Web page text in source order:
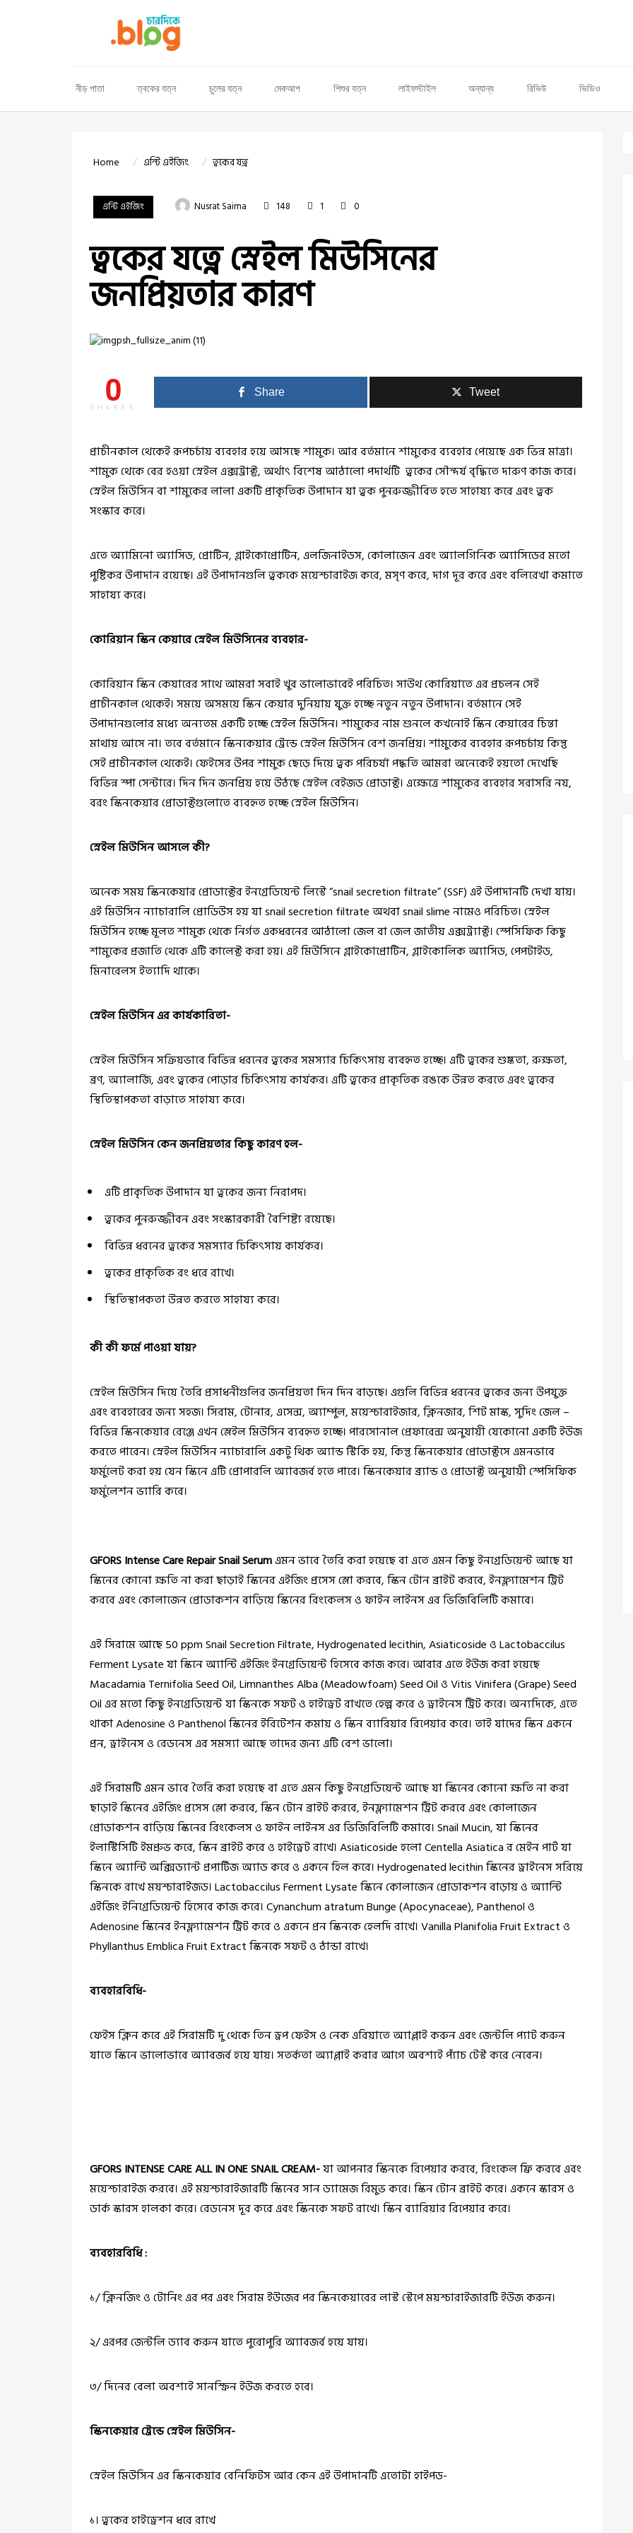
নীড় পাতা ত্বকের যত্ন চুলের যত্ন মেকআপ শিশুর যত্ন লাইফস্টাইল অন্যান্য রিভিউ ভিডিও
Home এন্টি এইজিং ত্বকের যত্ন
এন্টি এইজিং Nusrat Saima 148 1 0
ত্বকের যত্নে স্নেইল মিউসিনের
জনপ্রিয়তার কারণ
0
SHARES
Share Tweet
প্রাচীনকাল থেকেই রূপচর্চায় ব্যবহার হয়ে আসছে শামুক। আর বর্তমানে শামুকের ব্যবহার পেয়েছে এক ভিন্ন মাত্রা।
শামুক থেকে বের হওয়া স্নেইল এক্সট্রাক্ট, অর্থাৎ বিশেষ আঠালো পদার্থটি ত্বকের সৌন্দর্য বৃদ্ধিতে দারুণ কাজ করে।
স্নেইল মিউসিন বা শামুকের লালা একটি প্রাকৃতিক উপাদান যা ত্বক পুনরুজ্জীবিত হতে সাহায্য করে এবং ত্বক
সংস্কার করে।
এতে অ্যামিনো অ্যাসিড, প্রোটিন, গ্লাইকোপ্রোটিন, এলজিনাইডস, কোলাজেন এবং অ্যালগিনিক অ্যাসিডের মতো
পুষ্টিকর উপাদান রয়েছে। এই উপাদানগুলি ত্বককে ময়েশ্চারাইজ করে, মসৃণ করে, দাগ দূর করে এবং বলিরেখা কমাতে
সাহায্য করে।
কোরিয়ান স্কিন কেয়ারে স্নেইল মিউসিনের ব্যবহার-
কোরিয়ান স্কিন কেয়ারের সাথে আমরা সবাই খুব ভালোভাবেই পরিচিত। সাউথ কোরিয়াতে এর প্রচলন সেই
প্রাচীনকাল থেকেই। সময়ে অসময়ে স্কিন কেয়ার দুনিয়ায় যুক্ত হচ্ছে নতুন নতুন উপাদান। বর্তমানে সেই
উপাদানগুলোর মধ্যে অন্যতম একটি হচ্ছে স্নেইল মিউসিন। শামুকের নাম শুনলে কখনোই স্কিন কেয়ারের চিন্তা
মাথায় আসে না। তবে বর্তমানে স্কিনকেয়ার ট্রেন্ডে স্নেইল মিউসিন বেশ জনপ্রিয়। শামুকের ব্যবহার রূপচর্চায় কিন্তু
সেই প্রাচীনকাল থেকেই। ফেইসের উপর শামুক ছেড়ে দিয়ে ত্বক পরিচর্যা পদ্ধতি আমরা অনেকেই হয়তো দেখেছি
বিভিন্ন স্পা সেন্টারে। দিন দিন জনপ্রিয় হয়ে উঠছে স্নেইল বেইজড প্রোডাক্ট। এক্ষেত্রে শামুকের ব্যবহার সরাসরি নয়,
বরং স্কিনকেয়ার প্রোডাক্টগুলোতে ব্যবহৃত হচ্ছে স্নেইল মিউসিন।
স্নেইল মিউসিন আসলে কী?
অনেক সময় স্কিনকেয়ার প্রোডাক্টের ইনগ্রেডিয়েন্ট লিস্টে “snail secretion filtrate” (SSF) এই উপাদানটি দেখা যায়।
এই মিউসিন ন্যাচারালি প্রোডিউস হয় যা snail secretion filtrate অথবা snail slime নামেও পরিচিত। স্নেইল
মিউসিন হচ্ছে মূলত শামুক থেকে নির্গত একধরনের আঠালো জেল বা জেল জাতীয় এক্সট্র্যাক্ট। স্পেসিফিক কিছু
শামুকের প্রজাতি থেকে এটি কালেক্ট করা হয়। এই মিউসিনে গ্লাইকোপ্রোটিন, গ্লাইকোলিক অ্যাসিড, পেপটাইড,
মিনারেলস ইত্যাদি থাকে।
স্নেইল মিউসিন এর কার্যকারিতা-
স্নেইল মিউসিন সক্রিয়ভাবে বিভিন্ন ধরনের ত্বকের সমস্যার চিকিৎসায় ব্যবহৃত হচ্ছে। এটি ত্বকের শুষ্কতা, রুক্ষতা,
ব্রণ, অ্যালার্জি, এবং ত্বকের পোড়ার চিকিৎসায় কার্যকর। এটি ত্বকের প্রাকৃতিক রঙকে উন্নত করতে এবং ত্বকের
স্থিতিস্থাপকতা বাড়াতে সাহায্য করে।
স্নেইল মিউসিন কেন জনপ্রিয়তার কিছু কারণ হল-
এটি প্রাকৃতিক উপাদান যা ত্বকের জন্য নিরাপদ।
ত্বকের পুনরুজ্জীবন এবং সংস্কারকারী বৈশিষ্ট্য রয়েছে।
বিভিন্ন ধরনের ত্বকের সমস্যার চিকিৎসায় কার্যকর।
ত্বকের প্রাকৃতিক রং ধরে রাখে।
স্থিতিস্থাপকতা উন্নত করতে সাহায্য করে।
কী কী ফর্মে পাওয়া যায়?
স্নেইল মিউসিন দিয়ে তৈরি প্রসাধনীগুলির জনপ্রিয়তা দিন দিন বাড়ছে। এগুলি বিভিন্ন ধরনের ত্বকের জন্য উপযুক্ত
এবং ব্যবহারের জন্য সহজ। সিরাম, টোনার, এসেন্স, অ্যাম্পুল, ময়েশ্চারাইজার, ক্লিনজার, শিট মাস্ক, সুদিং জেল –
বিভিন্ন স্কিনকেয়ার রেঞ্জে এখন স্লেইল মিউসিন ব্যবহৃত হচ্ছে। পারসোনাল প্রেফারেন্স অনুযায়ী যেকোনো একটি ইউজ
করতে পারেন। স্নেইল মিউসিন ন্যাচারালি একটু থিক অ্যান্ড স্টিকি হয়, কিন্তু স্কিনকেয়ার প্রোডাক্টসে এমনভাবে
ফর্মুলেট করা হয় যেন স্কিনে এটি প্রোপারলি অ্যাবজর্ব হতে পারে। স্কিনকেয়ার ব্র্যান্ড ও প্রোডাক্ট অনুযায়ী স্পেসিফিক
ফর্মুলেশন ভ্যারি করে।
GFORS Intense Care Repair Snail Serumএমন ভাবে তৈরি করা হয়েছে বা এতে এমন কিছু ইনগ্রেডিয়েন্ট আছে যা
স্কিনের কোনো ক্ষতি না করা ছাড়াই স্কিনের এইজিং প্রসেস স্লো করবে, স্কিন টোন ব্রাইট করবে, ইনফ্ল্যামেশন ট্রিট
করবে এবং কোলাজেন প্রোডাকশন বাড়িয়ে স্কিনের রিংকেলস ও ফাইন লাইনস এর ভিজিবিলিটি কমাবে।
এই সিরামে আছে 50 ppm Snail Secretion Filtrate, Hydrogenated lecithin, Asiaticoside ও Lactobaccilus
Ferment Lysate যা স্কিনে অ্যান্টি এইজিং ইনগ্রেডিয়েন্ট হিসেবে কাজ করে। আবার এতে ইউজ করা হয়েছে
Macadamia Ternifolia Seed Oil, Limnanthes Alba (Meadowfoam) Seed Oil ও Vitis Vinifera (Grape) Seed
Oil এর মতো কিছু ইনগ্রেডিয়েন্ট যা স্কিনকে সফট ও হাইড্রেট রাখতে হেল্প করে ও ড্রাইনেস ট্রিট করে। অন্যদিকে, এতে
থাকা Adenosine ও Panthenol স্কিনের ইরিটেশন কমায় ও স্কিন ব্যারিয়ার রিপেয়ার করে। তাই যাদের স্কিন একনে
প্রন, ড্রাইনেস ও রেডনেস এর সমস্যা আছে তাদের জন্য এটি বেশ ভালো।
এই সিরামটি এমন ভাবে তৈরি করা হয়েছে বা এতে এমন কিছু ইনগ্রেডিয়েন্ট আছে যা স্কিনের কোনো ক্ষতি না করা
ছাড়াই স্কিনের এইজিং প্রসেস স্লো করবে, স্কিন টোন ব্রাইট করবে, ইনফ্ল্যামেশন ট্রিট করবে এবং কোলাজেন
প্রোডাকশন বাড়িয়ে স্কিনের রিংকেলস ও ফাইন লাইনস এর ভিজিবিলিটি কমাবে।Snail Mucin, যা স্কিনের
ইলাস্টিসিটি ইমপ্রুভ করে, স্কিন ব্রাইট করে ও হাইড্রেট রাখে।Asiaticoside হলো Centella Asiatica র মেইন পার্ট যা
স্কিনে অ্যান্টি অক্সিড্যান্ট প্রপার্টিজ অ্যাড করে ও একনে হিল করে। Hydrogenated lecithin স্কিনের ড্রাইনেস সরিয়ে
স্কিনকে রাখে ময়শ্চারাইজড।Lactobaccilus Ferment Lysate স্কিনে কোলাজেন প্রোডাকশন বাড়ায় ও অ্যান্টি
এইজিং ইনিগ্রেডিয়েন্ট হিসেবে কাজ করে। Cynanchum atratum Bunge (Apocynaceae), Panthenol ও
Adenosine স্কিনের ইনফ্ল্যামেশন ট্রিট করে ও একনে প্রন স্কিনকে হেলদি রাখে।Vanilla Planifolia Fruit Extract ও
Phyllanthus Emblica Fruit Extract স্কিনকে সফট ও ঠান্ডা রাখে।
ব্যবহারবিধি-
ফেইস ক্লিন করে এই সিরামটি দু থেকে তিন ড্রপ ফেইস ও নেক এরিয়াতে অ্যাপ্লাই করুন এবং জেন্টলি প্যাট করুন
যাতে স্কিনে ভালোভাবে অ্যাবজর্ব হয়ে যায়।সতর্কতা অ্যাপ্লাই করার আগে অবশ্যই প্যাঁচ টেস্ট করে নেবেন।
GFORS INTENSE CARE ALL IN ONE SNAIL CREAM-যা আপনার স্কিনকে রিপেয়ার করবে, রিংকেল ফ্রি করবে এবং
ময়েশ্চারাইজ করবে। এই ময়শ্চারাইজারটি স্কিনের সান ড্যামেজ রিমুভ করে। স্কিন টোন ব্রাইট করে। একনে স্কারস ও
ডার্ক স্কারস হালকা করে। রেডনেস দূর করে এবং স্কিনকে সফট রাখে। স্কিন ব্যারিয়ার রিপেয়ার করে।
ব্যবহারবিধি :
১/ ক্লিনজিং ও টোনিং এর পর এবং সিরাম ইউজের পর স্কিনকেয়ারের লাস্ট স্টেপে ময়শ্চারাইজারটি ইউজ করুন।
২/ এরপর জেন্টলি ড্যাব করুন যাতে পুরোপুরি অ্যাবজর্ব হয়ে যায়।
৩/ দিনের বেলা অবশ্যই সানস্ক্রিন ইউজ করতে হবে।
স্কিনকেয়ার ট্রেন্ডে স্নেইল মিউসিন-
স্নেইল মিউসিন এর স্কিনকেয়ার বেনিফিটস আর কেন এই উপাদানটি এতোটা হাইপড-
১। ত্বকের হাইড্রেশন ধরে রাখে